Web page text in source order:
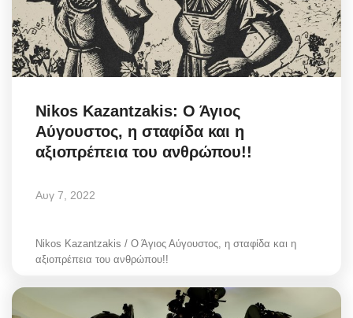
Nikos Kazantzakis: Ο Άγιος
Αύγουστος, η σταφίδα και η
αξιοπρέπεια του ανθρώπου!!
Αυγ 7, 2022
Nikos Kazantzakis / Ο Άγιος Αύγουστος, η σταφίδα και η
αξιοπρέπεια του ανθρώπου!!